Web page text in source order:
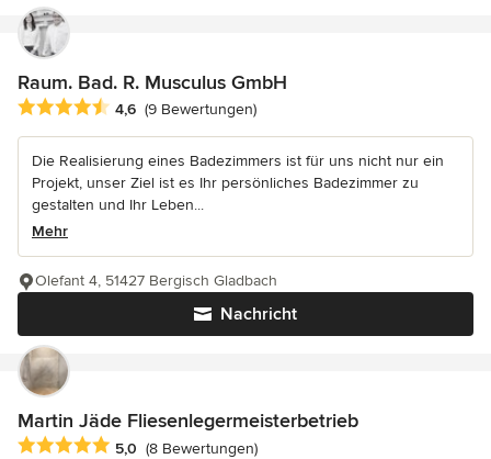
Raum. Bad. R. Musculus GmbH
Durchschnittliche Bewertung: 4.6 von 5 Sternen
4,6 (9 Bewertungen)
Die Realisierung eines Badezimmers ist für uns nicht nur ein
Projekt, unser Ziel ist es Ihr persönliches Badezimmer zu
gestalten und Ihr Leben...
Mehr
Nachricht
Olefant 4, 51427 Bergisch Gladbach
Martin Jäde Fliesenlegermeisterbetrieb
Durchschnittliche Bewertung: 5 von 5 Sternen
5,0 (8 Bewertungen)